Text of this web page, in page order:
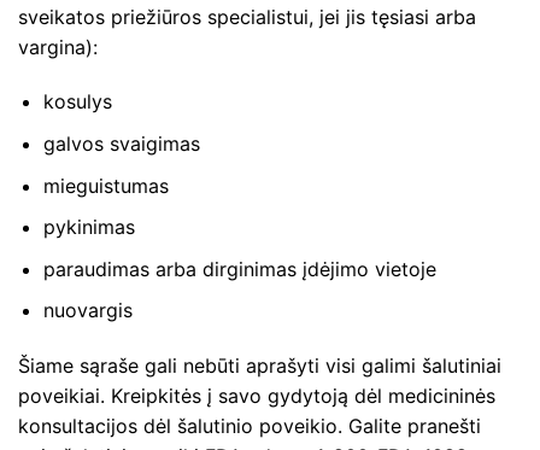
sveikatos priežiūros specialistui, jei jis tęsiasi arba
vargina):
kosulys
galvos svaigimas
mieguistumas
pykinimas
paraudimas arba dirginimas įdėjimo vietoje
nuovargis
Šiame sąraše gali nebūti aprašyti visi galimi šalutiniai
poveikiai. Kreipkitės į savo gydytoją dėl medicininės
konsultacijos dėl šalutinio poveikio. Galite pranešti